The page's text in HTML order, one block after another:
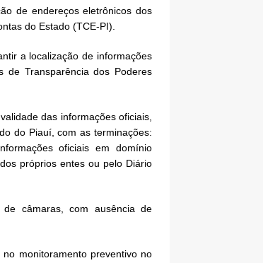
de endereços eletrônicos dos
do Estado (TCE-PI).
a localização de informações
Transparência dos Poderes
das informações oficiais,
do Piauí, com as terminações:
oficiais em domínio
próprios entes ou pelo Diário
câmaras, com ausência de
monitoramento preventivo no